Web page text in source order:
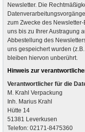
Newsletter. Die
zum Zwecke des
uns bis zu Ihrer Austragung
Abbestellung des
uns gespeichert wurden
bleiben hiervon unberührt.
Hinweis zur
Verantwortlicher für die
M. Krahl Verpackung
Inh. Marius Krahl
Hütte 14
51381 Leverkusen
Telefon: 02171-8475360